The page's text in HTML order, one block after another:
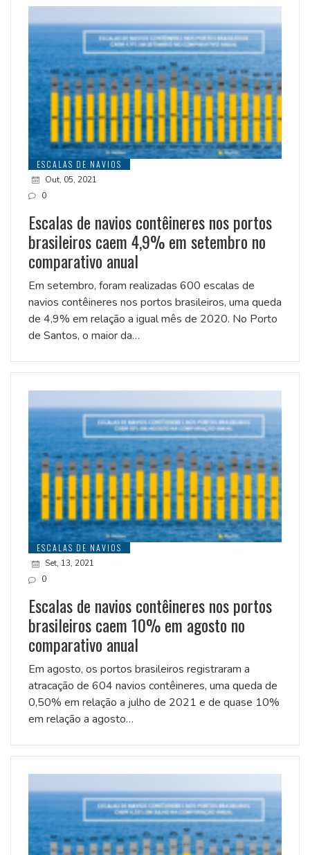
ESCALAS DE NAVIOS
Out, 05, 2021
0
Escalas de navios contêineres nos portos
brasileiros caem 4,9% em setembro no
comparativo anual
Em setembro, foram realizadas 600 escalas de
navios contêineres nos portos brasileiros, uma queda
de 4,9% em relação a igual mês de 2020. No Porto
de Santos, o maior da…
ESCALAS DE NAVIOS
Set, 13, 2021
0
Escalas de navios contêineres nos portos
brasileiros caem 10% em agosto no
comparativo anual
Em agosto, os portos brasileiros registraram a
atracação de 604 navios contêineres, uma queda de
0,50% em relação a julho de 2021 e de quase 10%
em relação a agosto…